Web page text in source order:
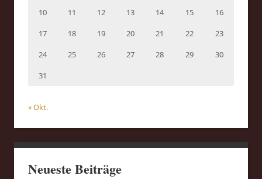
10
11 12 13 14 15
16
17
18 19 20 21 22
23
24
25 26 27 28 29
30
31
« Okt.
Neueste Beiträge